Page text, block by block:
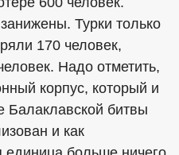
Турки только
170 человек,
Надо отметить,
корпус, который и
Балаклавской битвы
и как